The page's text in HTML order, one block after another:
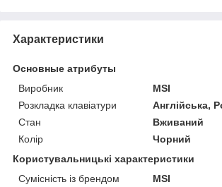
Характеристики
Основные атрибуты
Виробник
MSI
Розкладка клавіатури
Англійська,
Стан
Вживаний
Колір
Чорний
Користувальницькі характеристики
Сумісність із брендом
MSI